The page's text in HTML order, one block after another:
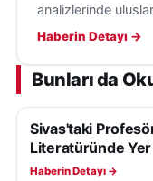
analizlerinde
kılavuzları, belirli
Haberin Detayı →
Bunları da
SAĞLIK
Sivas'taki
Literatüründe Yer
Haberin Detayı →